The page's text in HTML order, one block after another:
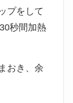
プをして
秒間加熱
おき、余